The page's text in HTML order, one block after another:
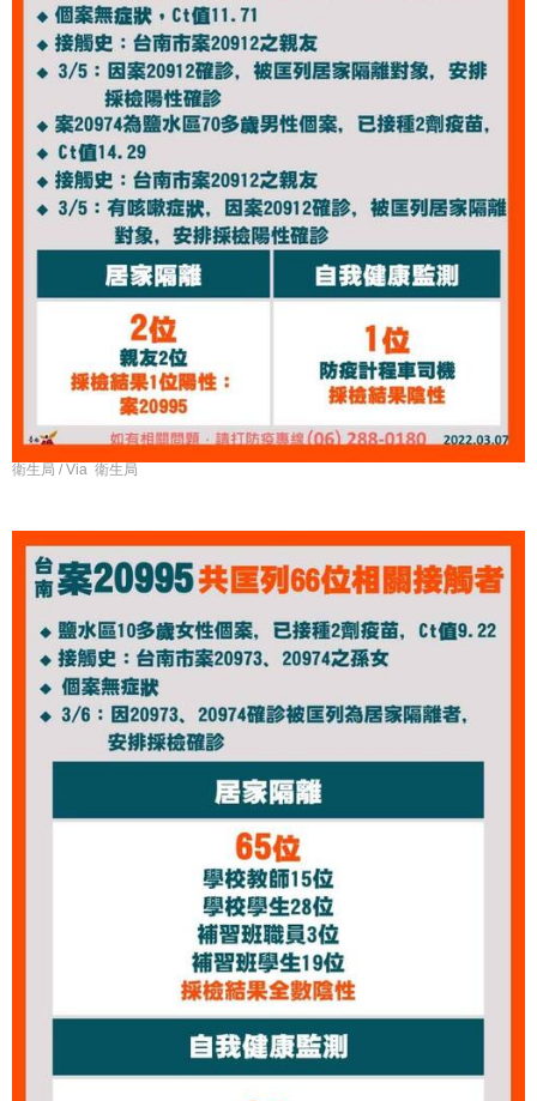
衛生局 / Via 衛生局